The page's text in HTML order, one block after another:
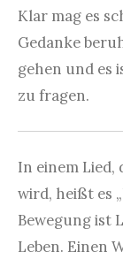
Klar mag es
Gedanke
gehen und es
zu fragen.
In einem Lied,
wird, heißt es
Bewegung ist
Leben. Einen